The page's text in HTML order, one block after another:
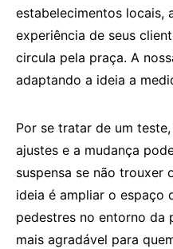
estabelecimentos locais,
experiência de seus
circula pela praça. A
adaptando a ideia a
Por se tratar de um
ajustes e a mudança
suspensa se não trouxer
ideia é ampliar o espaço
pedestres no entorno da
mais agradável para